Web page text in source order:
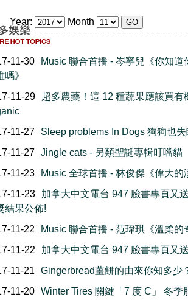
Year: Month
11-30
Music 聯合首播 - 岑寧兒《你知道
嗎》
11-29
超多農藥！這 12 種蔬果應該買有
11-27
Sleep problems In Dogs 狗狗也
11-27 Jingle cats - 另類聖誕專輯叮噹貓
11-23
Music 全球首播 - 林俊傑《偉大的
11-23
加拿大中文電台 947 臉書專頁又
結果公佈!
11-22
Music 聯合首播 - 范瑋琪《溫柔的
11-22
加拿大中文電台 947 臉書專頁又
11-21
Gingerbread薑餅的由來你知多少
11-20 Winter Tires 關鍵「7 度 C」 冬季